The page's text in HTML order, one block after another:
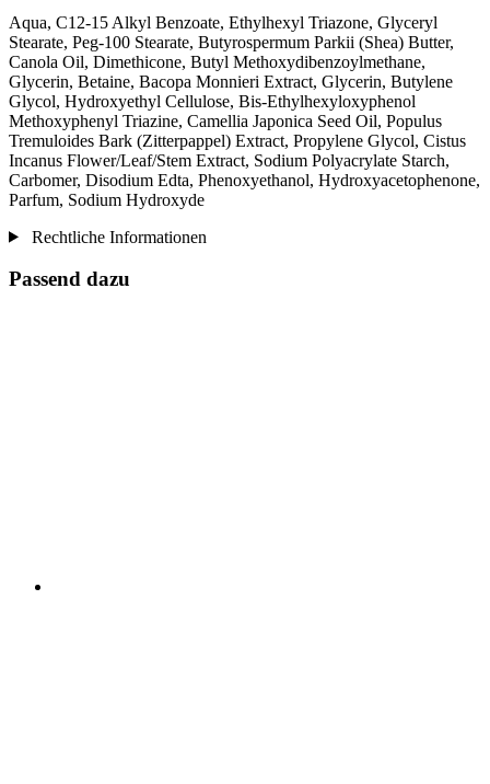
Aqua, C12-15 Alkyl Benzoate, Ethylhexyl Triazone, Glyceryl
Stearate, Peg-100 Stearate, Butyrospermum Parkii (Shea) Butter,
Canola Oil, Dimethicone, Butyl Methoxydibenzoylmethane,
Glycerin, Betaine, Bacopa Monnieri Extract, Glycerin, Butylene
Glycol, Hydroxyethyl Cellulose, Bis-Ethylhexyloxyphenol
Methoxyphenyl Triazine, Camellia Japonica Seed Oil, Populus
Tremuloides Bark (Zitterpappel) Extract, Propylene Glycol, Cistus
Incanus Flower/Leaf/Stem Extract, Sodium Polyacrylate Starch,
Carbomer, Disodium Edta, Phenoxyethanol, Hydroxyacetophenone,
Parfum, Sodium Hydroxyde
Rechtliche Informationen
Passend dazu